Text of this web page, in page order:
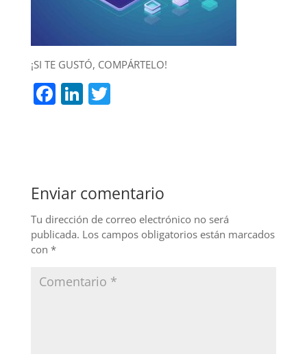
¡SI TE GUSTÓ, COMPÁRTELO!
F
b
o
o
k
Li
n
T
Enviar comentario
Tu dirección de correo electrónico no será
publicada. Los campos obligatorios están marcados
con *